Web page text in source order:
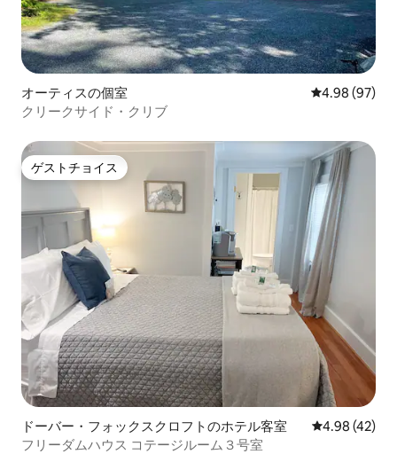
オーティスの個室 レビュー97
4.98 (97)
クリークサイド・クリブ
ゲストチョイス
ゲストチョイス
ドーバー・フォックスクロフトのホテル客室 レビュー42
4.98 (42)
フリーダムハウス コテージルーム３号室